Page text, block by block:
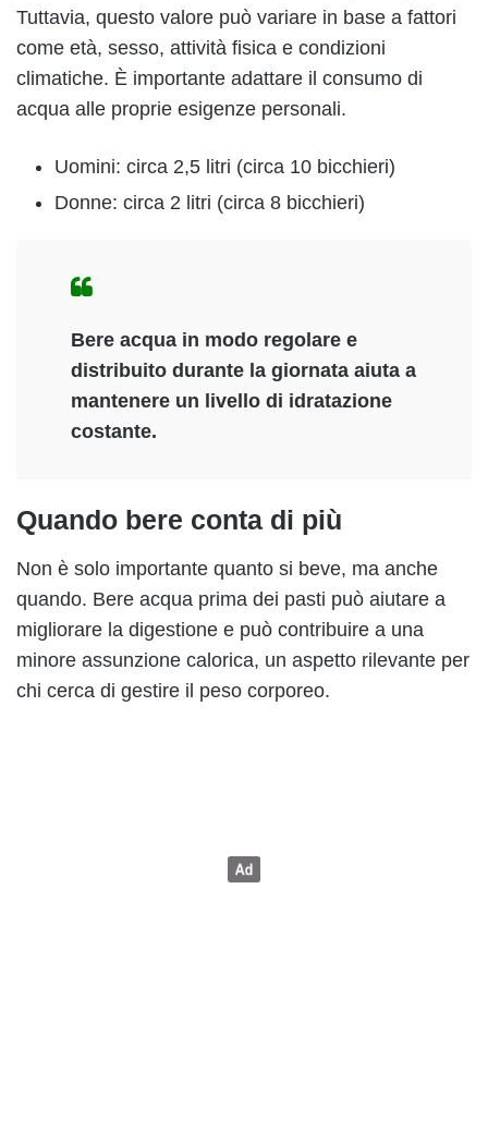
Tuttavia, questo valore può variare in base a fattori
come età, sesso, attività fisica e condizioni
climatiche. È importante adattare il consumo di
acqua alle proprie esigenze personali.
Uomini: circa 2,5 litri (circa 10 bicchieri)
Donne: circa 2 litri (circa 8 bicchieri)
Bere acqua in modo regolare e
distribuito durante la giornata aiuta a
mantenere un livello di idratazione
costante.
Quando bere conta di più
Non è solo importante quanto si beve, ma anche
quando. Bere acqua prima dei pasti può aiutare a
migliorare la digestione e può contribuire a una
minore assunzione calorica, un aspetto rilevante per
chi cerca di gestire il peso corporeo.